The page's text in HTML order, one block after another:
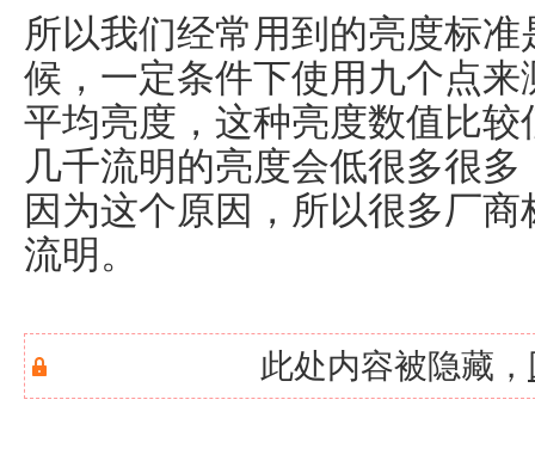
所以我们经常用到的亮度标
候，一定条件下使用九个点
平均亮度，这种亮度数值比
几千流明的亮度会低很多很
因为这个原因，所以很多厂
流明。
此处内容被隐藏，